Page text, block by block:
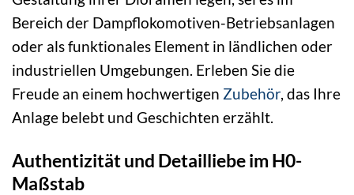
Bereich der Dampflokomotiven-Betriebsanlagen
oder als funktionales Element in ländlichen oder
industriellen Umgebungen. Erleben Sie die
Freude an einem hochwertigen Zubehör, das Ihre
Anlage belebt und Geschichten erzählt.
Authentizität und Detailliebe im H0-
Maßstab